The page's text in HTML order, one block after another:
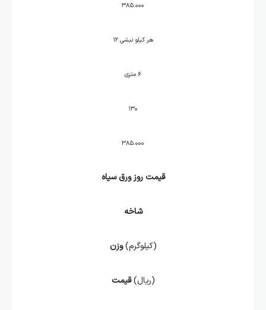
۳۸۵.۰۰۰
هر کیلو نبشی ۱۲
۶ متری
۱۳۰
۳۸۵.۰۰۰
قیمت روز ورق سیاه
شاخه
(کیلوگرم)وزن
(ریال)قیمت